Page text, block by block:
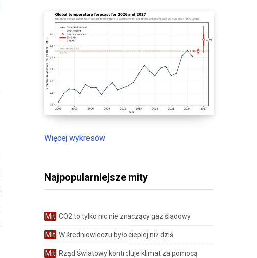
Więcej wykresów
Najpopularniejsze mity
Mit CO2 to tylko nic nie znaczący gaz śladowy
Mit W średniowieczu było cieplej niż dziś
Mit Rząd Światowy kontroluje klimat za pomocą